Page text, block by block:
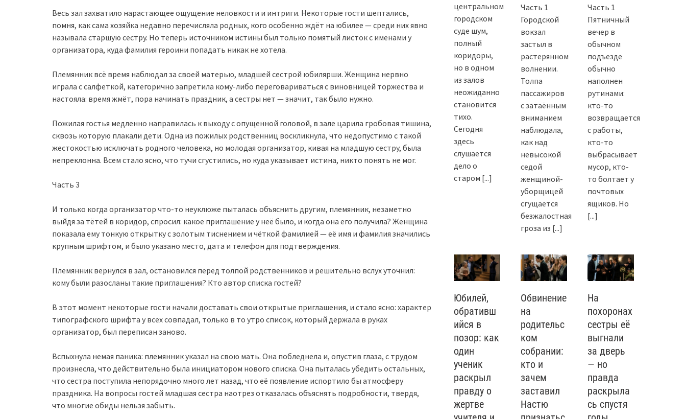
Весь зал захватило нарастающее ощущение неловкости и интриги. Некоторые гости шептались,
помня, как сама хозяйка недавно перечисляла родных, кого особенно ждёт на юбилее — среди них явно
называла старшую сестру. Но теперь источником истины был только помятый листок с именами у
организатора, куда фамилия героини попадать никак не хотела.
Племянник всё время наблюдал за своей матерью, младшей сестрой юбилярши. Женщина нервно
играла с салфеткой, категорично запретила кому-либо переговариваться с виновницей торжества и
настояла: время жмёт, пора начинать праздник, а сестры нет — значит, так было нужно.
Пожилая гостья медленно направилась к выходу с опущенной головой, в зале царила гробовая тишина,
сквозь которую плакали дети. Одна из пожилых родственниц воскликнула, что недопустимо с такой
жестокостью исключать родного человека, но молодая организатор, кивая на младшую сестру, была
непреклонна. Всем стало ясно, что тучи сгустились, но куда указывает истина, никто понять не мог.
Часть 3
И только когда организатор что-то неуклюже пыталась объяснить другим, племянник, незаметно
выйдя за тётей в коридор, спросил: какое приглашение у неё было, и когда она его получила? Женщина
показала ему тонкую открытку с золотым тиснением и чёткой фамилией — её имя и фамилия значились
крупным шрифтом, и было указано место, дата и телефон для подтверждения.
Племянник вернулся в зал, остановился перед толпой родственников и решительно вслух уточнил:
кому были разосланы такие приглашения? Кто автор списка гостей?
В этот момент некоторые гости начали доставать свои открытые приглашения, и стало ясно: характер
типографского шрифта у всех совпадал, только в то утро список, который держала в руках
организатор, был переписан заново.
Вспыхнула немая паника: племянник указал на свою мать. Она побледнела и, опустив глаза, с трудом
произнесла, что действительно была инициатором нового списка. Она пыталась убедить остальных,
что сестра поступила непорядочно много лет назад, что её появление испортило бы атмосферу
праздника. На вопросы гостей младшая сестра наотрез отказалась объяснять подробности, твердя,
что многие обиды нельзя забыть.
центральном
городском
суде шум,
полный
коридоры,
но в одном
из залов
неожиданно
становится
тихо.
Сегодня
здесь
слушается
дело о
старом [...]
Часть 1
Городской
вокзал
застыл в
растерянном
волнении.
Толпа
пассажиров
с затаённым
вниманием
наблюдала,
как над
невысокой
седой
женщиной-
уборщицей
сгущается
безжалостная
гроза из [...]
Часть 1
Пятничный
вечер в
обычном
подъезде
обычно
наполнен
рутинами:
кто-то
возвращается
с работы,
кто-то
выбрасывает
мусор, кто-
то болтает у
почтовых
ящиков. Но
[...]
Юбилей,
обративш
ийся в
позор: как
один
ученик
раскрыл
правду о
жертве
Обвинение
на
родительс
ком
собрании:
кто и
зачем
заставил
Настю
На
похоронах
сестры её
выгнали
за дверь
— но
правда
раскрыла
сь спустя